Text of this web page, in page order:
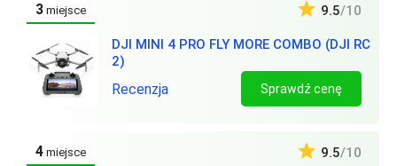
3 miejsce
DJI MINI 4 PRO FLY MORE COMBO (DJI RC
2)
9.5/10
Recenzja Sprawdź cenę
4 miejsce 9.5/10